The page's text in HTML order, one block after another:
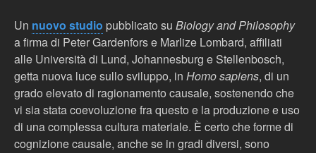
Un nuovo studio pubblicato su Biology and Philosophy
a firma di Peter Gardenfors e Marlize Lombard, affiliati
alle Università di Lund, Johannesburg e Stellenbosch,
getta nuova luce sullo sviluppo, in Homosapiens, di un
grado elevato di ragionamento causale, sostenendo che
vi sia stata coevoluzione fra questo e la produzione e uso
di una complessa cultura materiale. È certo che forme di
cognizione causale, anche se in gradi diversi, sono